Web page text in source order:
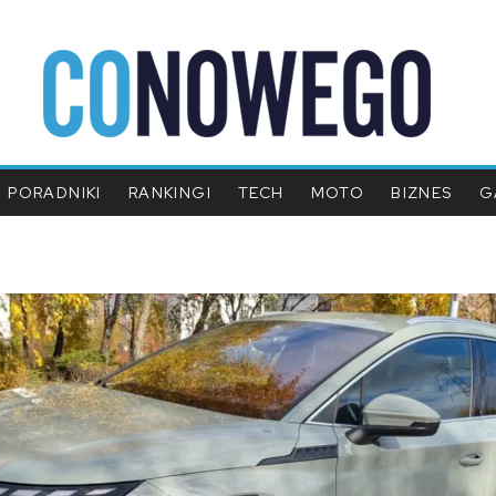
PORADNIKI RANKINGI TECH MOTO BIZNES